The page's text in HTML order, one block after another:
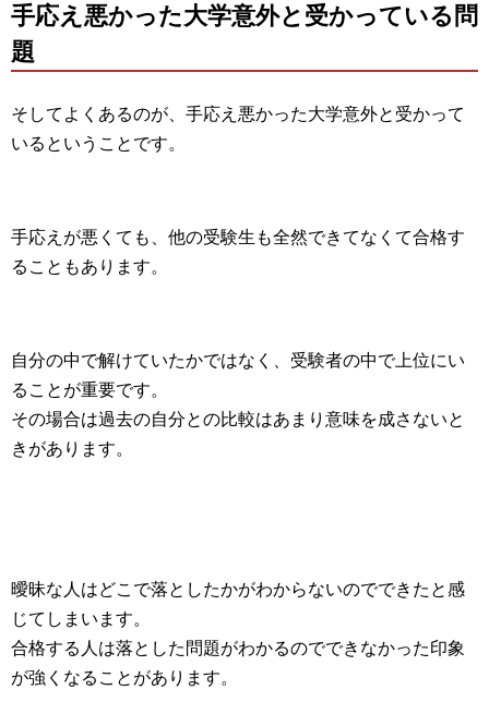
手応え悪かった大学意外と受かっている問
題
そしてよくあるのが、手応え悪かった大学意外と受かって
いるということです。
手応えが悪くても、他の受験生も全然できてなくて合格す
ることもあります。
自分の中で解けていたかではなく、受験者の中で上位にい
ることが重要です。
その場合は過去の自分との比較はあまり意味を成さないと
きがあります。
曖昧な人はどこで落としたかがわからないのでできたと感
じてしまいます。
合格する人は落とした問題がわかるのでできなかった印象
が強くなることがあります。